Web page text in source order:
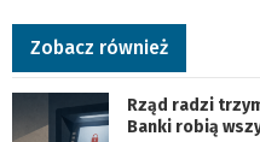
Zobacz również
Rząd radzi
Banki robią